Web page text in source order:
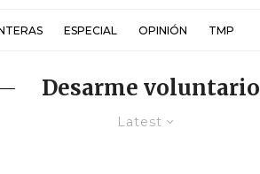
ESPECIAL OPINIÓN TMP
Desarme voluntario
Latest